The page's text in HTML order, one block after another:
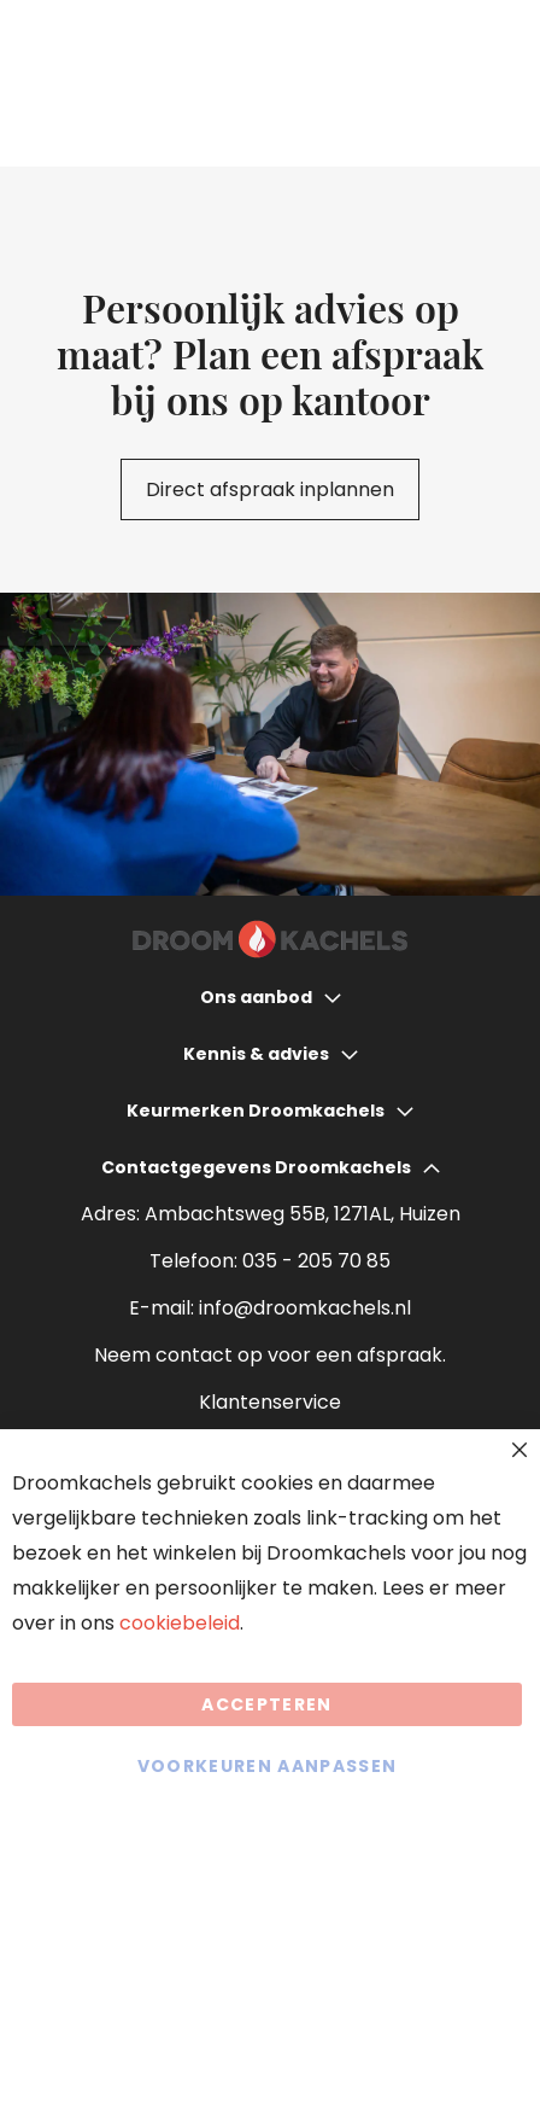
Persoonlijk advies op
maat? Plan een afspraak
bij ons op kantoor
Direct afspraak inplannen
Ons aanbod
Houtkachels
Bio ethanol haarden
Sfeerhaarden
Open haard
Kennis & advies
Hoeveel bespaart een houtkachel?
Keurmerken Droomkachels
Contactgegevens Droomkachels
Adres: Ambachtsweg 55B, 1271AL, Huizen
Telefoon: 035 - 205 70 85
E-mail: info@droomkachels.nl
Neem contact op voor een afspraak.
Klantenservice
Over ons
Onze partners
Offerte aanvragen
Algemene voorwaarden
Droomkachels maakt gebruik vancookies
KVK: 70636117
BTW: NL858402889B01
Droomkachels gebruikt cookies en daarmee
vergelijkbare technieken zoals link-tracking om het
bezoek en het winkelen bij Droomkachels voor jou nog
makkelijker en persoonlijker te maken. Lees er meer
over in ons cookiebeleid.
ACCEPTEREN
VOORKEUREN AANPASSEN